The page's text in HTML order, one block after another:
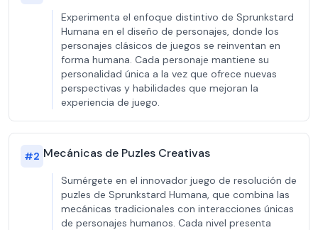
Experimenta el enfoque distintivo de Sprunkstard
Humana en el diseño de personajes, donde los
personajes clásicos de juegos se reinventan en
forma humana. Cada personaje mantiene su
personalidad única a la vez que ofrece nuevas
perspectivas y habilidades que mejoran la
experiencia de juego.
#2 Mecánicas de Puzles Creativas
Sumérgete en el innovador juego de resolución de
puzles de Sprunkstard Humana, que combina las
mecánicas tradicionales con interacciones únicas
de personajes humanos. Cada nivel presenta